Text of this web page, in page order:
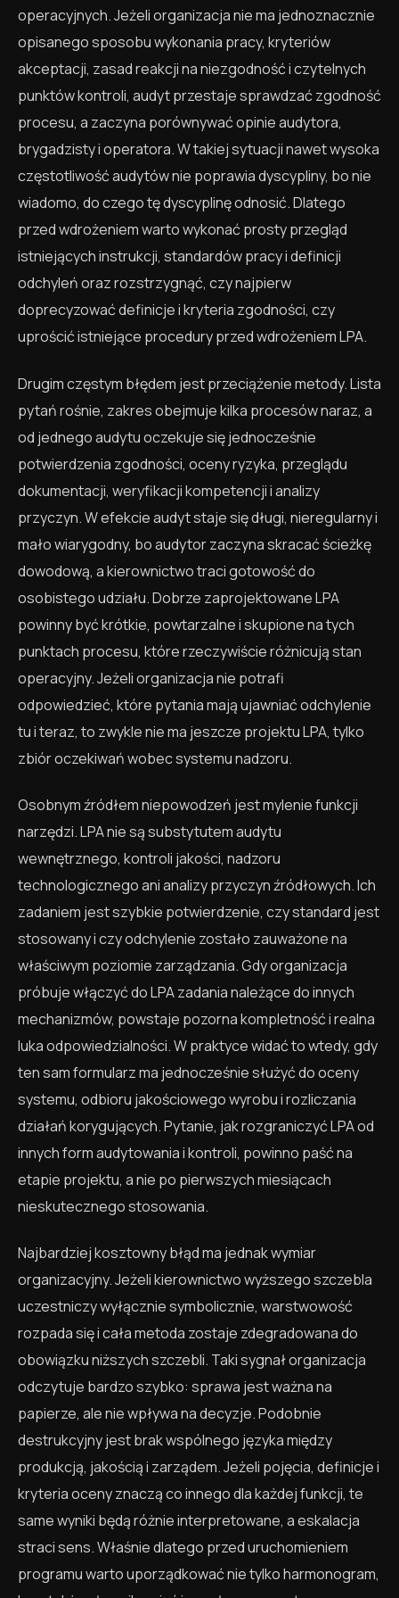
operacyjnych. Jeżeli organizacja nie ma jednoznacznie
opisanego sposobu wykonania pracy, kryteriów
akceptacji, zasad reakcji na niezgodność i czytelnych
punktów kontroli, audyt przestaje sprawdzać zgodność
procesu, a zaczyna porównywać opinie audytora,
brygadzisty i operatora. W takiej sytuacji nawet wysoka
częstotliwość audytów nie poprawia dyscypliny, bo nie
wiadomo, do czego tę dyscyplinę odnosić. Dlatego
przed wdrożeniem warto wykonać prosty przegląd
istniejących instrukcji, standardów pracy i definicji
odchyleń oraz rozstrzygnąć, czy najpierw
doprecyzować definicje i kryteria zgodności, czy
uprościć istniejące procedury przed wdrożeniem LPA.
Drugim częstym błędem jest przeciążenie metody. Lista
pytań rośnie, zakres obejmuje kilka procesów naraz, a
od jednego audytu oczekuje się jednocześnie
potwierdzenia zgodności, oceny ryzyka, przeglądu
dokumentacji, weryfikacji kompetencji i analizy
przyczyn. W efekcie audyt staje się długi, nieregularny i
mało wiarygodny, bo audytor zaczyna skracać ścieżkę
dowodową, a kierownictwo traci gotowość do
osobistego udziału. Dobrze zaprojektowane LPA
powinny być krótkie, powtarzalne i skupione na tych
punktach procesu, które rzeczywiście różnicują stan
operacyjny. Jeżeli organizacja nie potrafi
odpowiedzieć, które pytania mają ujawniać odchylenie
tu i teraz, to zwykle nie ma jeszcze projektu LPA, tylko
zbiór oczekiwań wobec systemu nadzoru.
Osobnym źródłem niepowodzeń jest mylenie funkcji
narzędzi. LPA nie są substytutem audytu
wewnętrznego, kontroli jakości, nadzoru
technologicznego ani analizy przyczyn źródłowych. Ich
zadaniem jest szybkie potwierdzenie, czy standard jest
stosowany i czy odchylenie zostało zauważone na
właściwym poziomie zarządzania. Gdy organizacja
próbuje włączyć do LPA zadania należące do innych
mechanizmów, powstaje pozorna kompletność i realna
luka odpowiedzialności. W praktyce widać to wtedy, gdy
ten sam formularz ma jednocześnie służyć do oceny
systemu, odbioru jakościowego wyrobu i rozliczania
działań korygujących. Pytanie, jak rozgraniczyć LPA od
innych form audytowania i kontroli, powinno paść na
etapie projektu, a nie po pierwszych miesiącach
nieskutecznego stosowania.
Najbardziej kosztowny błąd ma jednak wymiar
organizacyjny. Jeżeli kierownictwo wyższego szczebla
uczestniczy wyłącznie symbolicznie, warstwowość
rozpada się i cała metoda zostaje zdegradowana do
obowiązku niższych szczebli. Taki sygnał organizacja
odczytuje bardzo szybko: sprawa jest ważna na
papierze, ale nie wpływa na decyzje. Podobnie
destrukcyjny jest brak wspólnego języka między
produkcją, jakością i zarządem. Jeżeli pojęcia, definicje i
kryteria oceny znaczą co innego dla każdej funkcji, te
same wyniki będą różnie interpretowane, a eskalacja
straci sens. Właśnie dlatego przed uruchomieniem
programu warto uporządkować nie tylko harmonogram,